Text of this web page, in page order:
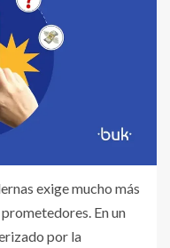
exige mucho más
En un
por la